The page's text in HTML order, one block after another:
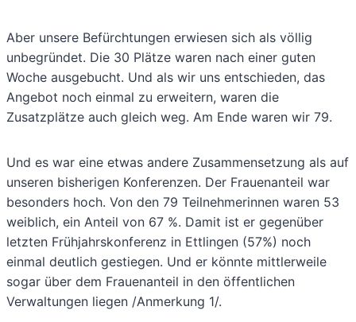
Aber unsere Befürchtungen erwiesen sich als völlig
unbegründet. Die 30 Plätze waren nach einer guten
Woche ausgebucht. Und als wir uns entschieden, das
Angebot noch einmal zu erweitern, waren die
Zusatzplätze auch gleich weg. Am Ende waren wir 79.
Und es war eine etwas andere Zusammensetzung als auf
unseren bisherigen Konferenzen. Der Frauenanteil war
besonders hoch. Von den 79 Teilnehmerinnen waren 53
weiblich, ein Anteil von 67 %. Damit ist er gegenüber
letzten Frühjahrskonferenz in Ettlingen (57%) noch
einmal deutlich gestiegen. Und er könnte mittlerweile
sogar über dem Frauenanteil in den öffentlichen
Verwaltungen liegen /Anmerkung 1/.